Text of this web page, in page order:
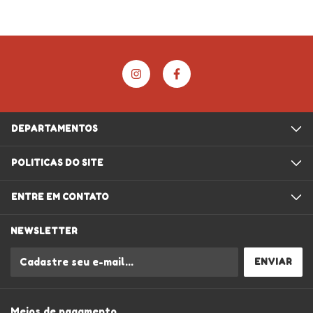
DEPARTAMENTOS
POLITICAS DO SITE
ENTRE EM CONTATO
NEWSLETTER